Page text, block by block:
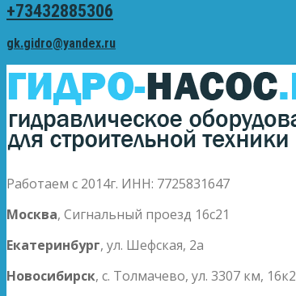
+73432885306
gk.gidro@yandex.ru
Работаем с 2014г. ИНН: 7725831647
Москва, Сигнальный проезд 16с21
Екатеринбург, ул. Шефская, 2а
Новосибирск, с. Толмачево, ул. 3307 км, 16к2